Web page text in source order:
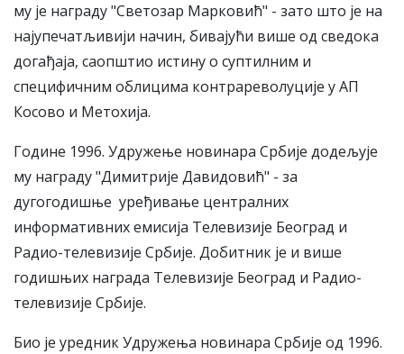
му је награду "Светозар Марковић" - зато што је на
најупечатљивији начин, бивајући више од сведока
догађаја, саопштио истину о суптилним и
специфичним облицима контрареволуције у АП
Косово и Метохија.
Године 1996. Удружење новинара Србије додељује
му награду "Димитрије Давидовић" - за
дугогодишње уређивање централних
информативних емисија Телевизије Београд и
Радио-телевизије Србије. Добитник је и више
годишњих награда Телевизије Београд и Радио-
телевизије Србије.
Био је уредник Удружења новинара Србије од 1996.